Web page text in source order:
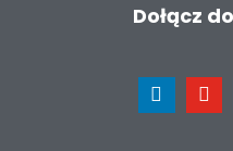
Dołącz